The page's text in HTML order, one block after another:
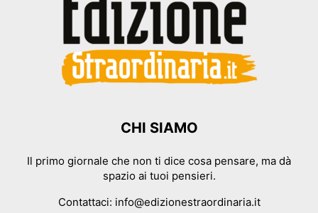
CHI SIAMO
Il primo giornale che non ti dice cosa pensare, ma dà
spazio ai tuoi pensieri.
Contattaci: info@edizionestraordinaria.it